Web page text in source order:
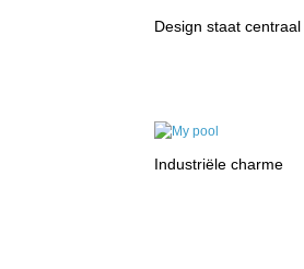
Design staat centraal
Industriële charme